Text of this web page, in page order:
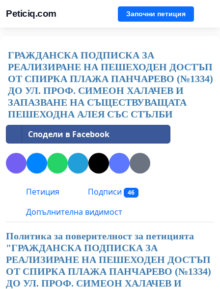
Peticiq.com Започни петиция
ГРАЖДАНСКА ПОДПИСКА ЗА
РЕАЛИЗИРАНЕ НА ПЕШЕХОДЕН ДОСТЪП
ОТ СПИРКА ПЛАЖА ПАНЧАРЕВО (№1334)
ДО УЛ. ПРОФ. СИМЕОН ХАЛАЧЕВ И
ЗАПАЗВАНЕ НА СЪЩЕСТВУВАЩАТА
ПЕШЕХОДНА АЛЕЯ СЪС СТЪЛБИ
Сподели в Facebook
Петиция Подписи 46
Допълнителна видимост
Политика за поверителност за петицията
"ГРАЖДАНСКА ПОДПИСКА ЗА
РЕАЛИЗИРАНЕ НА ПЕШЕХОДЕН ДОСТЪП
ОТ СПИРКА ПЛАЖА ПАНЧАРЕВО (№1334)
ДО УЛ. ПРОФ. СИМЕОН ХАЛАЧЕВ И